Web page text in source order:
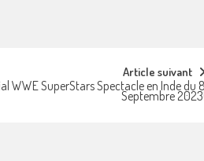
Article suivant
WWE SuperStars Spectacle en Inde du
Septembre